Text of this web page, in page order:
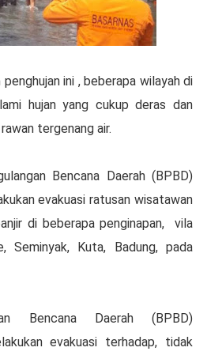
ini , beberapa wilayah di
hujan yang cukup deras dan
tergenang air.
Bencana Daerah (BPBD)
evakuasi ratusan wisatawan
di beberapa penginapan, vila
Seminyak, Kuta, Badung, pada
Bencana Daerah (BPBD)
evakuasi terhadap, tidak